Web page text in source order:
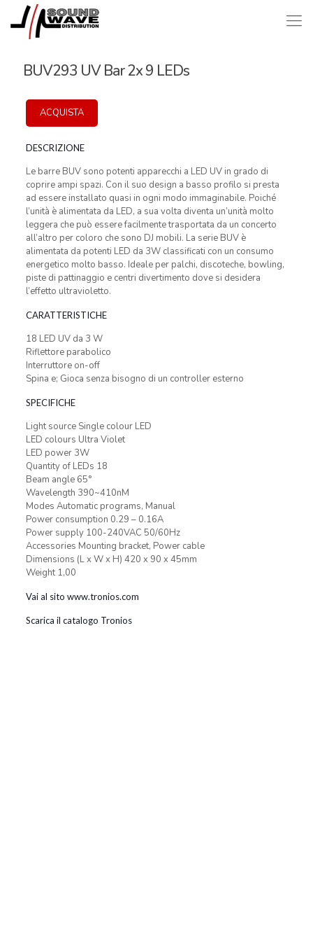
BUV293 UV Bar 2x 9 LEDs
ACQUISTA
DESCRIZIONE
Le barre BUV sono potenti apparecchi a LED UV in grado di
coprire ampi spazi. Con il suo design a basso profilo si presta
ad essere installato quasi in ogni modo immaginabile. Poiché
l’unità è alimentata da LED, a sua volta diventa un’unità molto
leggera che può essere facilmente trasportata da un concerto
all’altro per coloro che sono DJ mobili. La serie BUV è
alimentata da potenti LED da 3W classificati con un consumo
energetico molto basso. Ideale per palchi, discoteche, bowling,
piste di pattinaggio e centri divertimento dove si desidera
l’effetto ultravioletto.
CARATTERISTICHE
18 LED UV da 3 W
Riflettore parabolico
Interruttore on-off
Spina e; Gioca senza bisogno di un controller esterno
SPECIFICHE
Light source Single colour LED
LED colours Ultra Violet
LED power 3W
Quantity of LEDs 18
Beam angle 65°
Wavelength 390~410nM
Modes Automatic programs, Manual
Power consumption 0.29 – 0.16A
Power supply 100-240VAC 50/60Hz
Accessories Mounting bracket, Power cable
Dimensions (L x W x H) 420 x 90 x 45mm
Weight 1,00
Vai al sito www.tronios.com
Scarica il catalogo Tronios